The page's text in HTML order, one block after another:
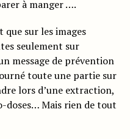
à manger ….
sur les images
seulement sur
message de prévention
toute une partie sur
lors d’une extraction,
doses… Mais rien de tout